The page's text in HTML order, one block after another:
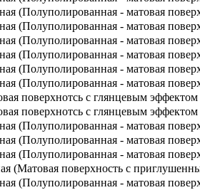
(Полуполированная - матовая
(Полуполированная - матовая
(Полуполированная - матовая
(Полуполированная - матовая
(Полуполированная - матовая
(Полуполированная - матовая
поверхнотсь с глянцевым эффектом
поверхнотсь с глянцевым эффектом
(Полуполированная - матовая
(Полуполированная - матовая
(Полуполированная - матовая
(Матовая поверхность с
(Полуполированная - матовая